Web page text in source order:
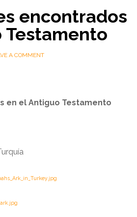
encontrados
Testamento
A COMMENT
en el Antiguo Testamento